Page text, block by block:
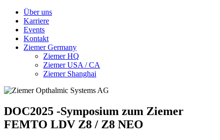
Über uns
Karriere
Events
Kontakt
Ziemer Germany
Ziemer HQ
Ziemer USA / CA
Ziemer Shanghai
DOC2025 -Symposium zum Ziemer
FEMTO LDV Z8 / Z8 NEO